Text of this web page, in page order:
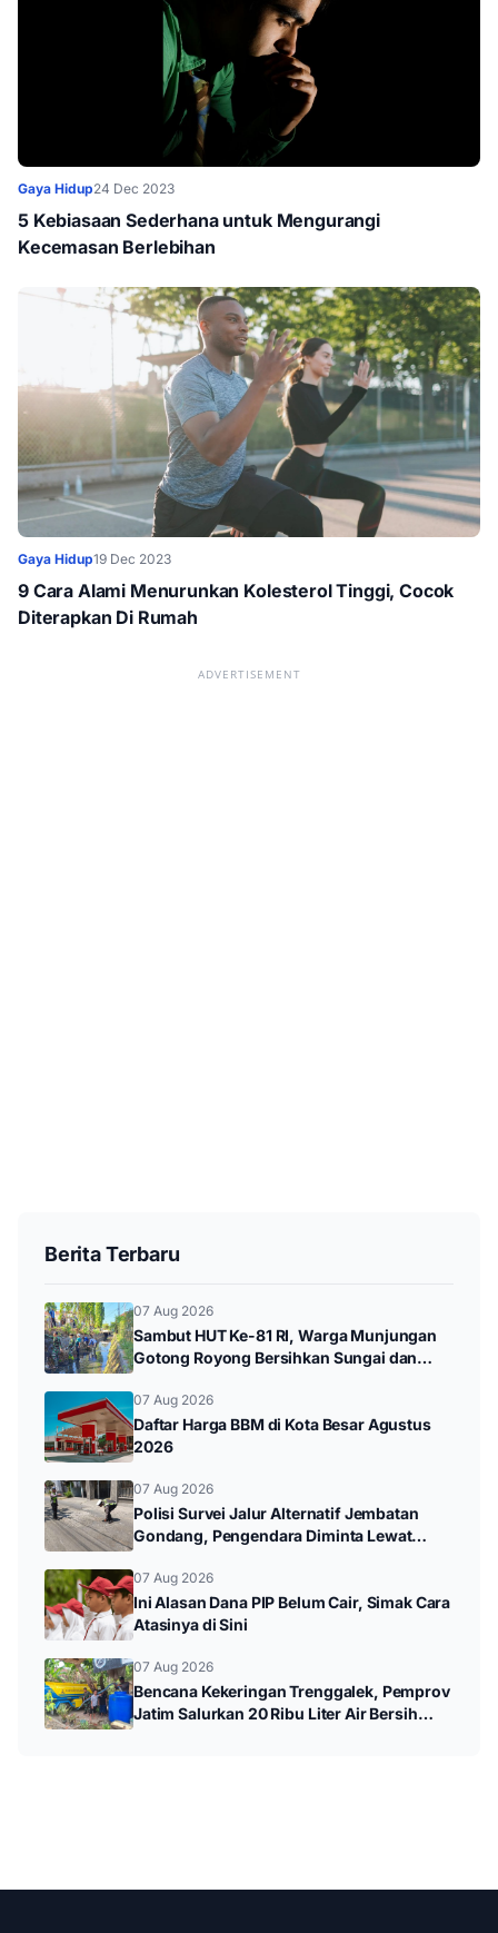
Gaya Hidup24 Dec 2023
5 Kebiasaan Sederhana untuk Mengurangi
Kecemasan Berlebihan
Gaya Hidup19 Dec 2023
9 Cara Alami Menurunkan Kolesterol Tinggi, Cocok
Diterapkan Di Rumah
ADVERTISEMENT
Berita Terbaru
07 Aug 2026
Sambut HUT Ke-81 RI, Warga Munjungan
Gotong Royong Bersihkan Sungai dan
07 Aug 2026
Daftar Harga BBM di Kota Besar Agustus
2026
07 Aug 2026
Polisi Survei Jalur Alternatif Jembatan
Gondang, Pengendara Diminta Lewat
07 Aug 2026
Ini Alasan Dana PIP Belum Cair, Simak Cara
Atasinya di Sini
07 Aug 2026
Bencana Kekeringan Trenggalek, Pemprov
Jatim Salurkan 20 Ribu Liter Air Bersih